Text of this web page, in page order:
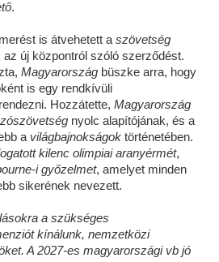
.
is átvehetett aszövetség
az új központról szóló szerződést.
Magyarország büszke arra, hogy
is egy rendkívüli
Hozzátette,Magyarország
nyolc alapítójának, és a
a világbajnokságoktörténetében.
kilenc olimpiai aranyérmét,
i győzelmet, amelyet minden
sikerének nevezett.
a szükséges
kínálunk, nemzetközi
A 2027-es magyarországi vb jó